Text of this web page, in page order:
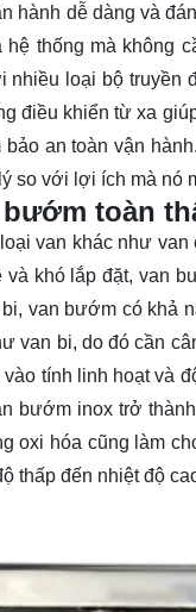
hành dễ dàng và
hệ thống mà không
nhiều loại bộ truyền
điều khiển từ xa
bảo an toàn vận
so với lợi ích mà nó
toàn
van khác như
khó lắp đặt, van
van bướm có khả
van bi, do đó cần
tính linh hoạt và
bướm inox trở
oxi hóa cũng làm
thấp đến nhiệt độ